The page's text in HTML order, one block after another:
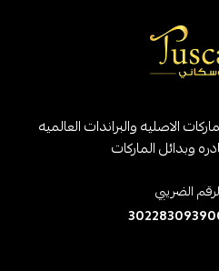
الاصليه والبراندات العالميه
وبدائل الماركات
الضريبي